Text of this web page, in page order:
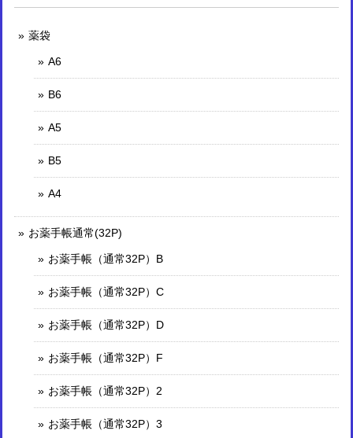
薬袋
A6
B6
A5
B5
A4
お薬手帳通常(32P)
お薬手帳（通常32P）B
お薬手帳（通常32P）C
お薬手帳（通常32P）D
お薬手帳（通常32P）F
お薬手帳（通常32P）2
お薬手帳（通常32P）3